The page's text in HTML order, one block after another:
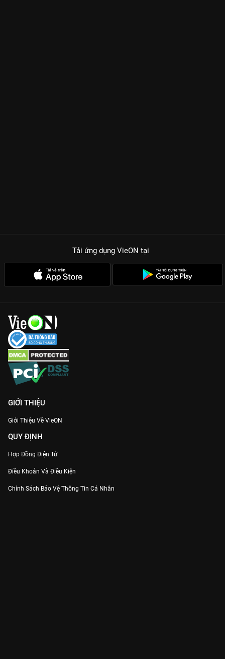
Tải ứng dụng VieON tại
GIỚI THIỆU
Giới Thiệu Về VieON
QUY ĐỊNH
Hợp Đồng Điện Tử
Điều Khoản Và Điều Kiện
Chính Sách Bảo Vệ Thông Tin Cá Nhân